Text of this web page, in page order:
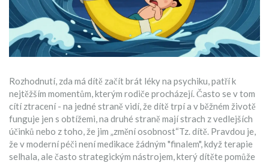
Rozhodnutí, zda má dítě začít brát léky na psychiku, patří k
nejtěžším momentům, kterým rodiče procházejí. Často se v tom
cítí ztracení - na jedné straně vidí, že dítě trpí a v běžném životě
funguje jen s obtížemi, na druhé straně mají strach z vedlejších
účinků nebo z toho, že jim „změní osobnost“Tz. dítě. Pravdou je,
že v moderní péči není medikace žádným "finalem", když terapie
selhala, ale často strategickým nástrojem, který dítěte pomůže